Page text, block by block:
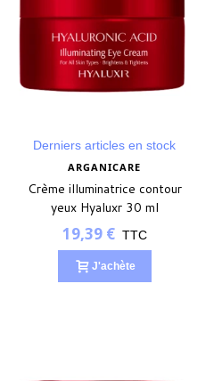
Derniers articles en stock
ARGANICARE
Crème illuminatrice contour
yeux Hyaluxr 30 ml
19,39 € TTC
J'achète